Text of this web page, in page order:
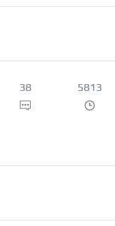
38 5813